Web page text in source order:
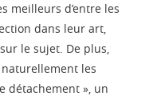
meilleurs d’entre les
dans leur art,
le sujet. De plus,
les
détachement », un